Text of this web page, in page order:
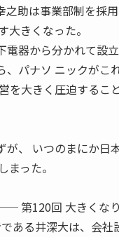
助は事業部制を採
大きくなった。
器から分かれて設立
パナソ ニックがこ
を大きく圧迫するこ
が、 いつのまにか
った。
劇── 第120回 大
る井深大は、会社